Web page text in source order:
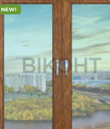
NEW!